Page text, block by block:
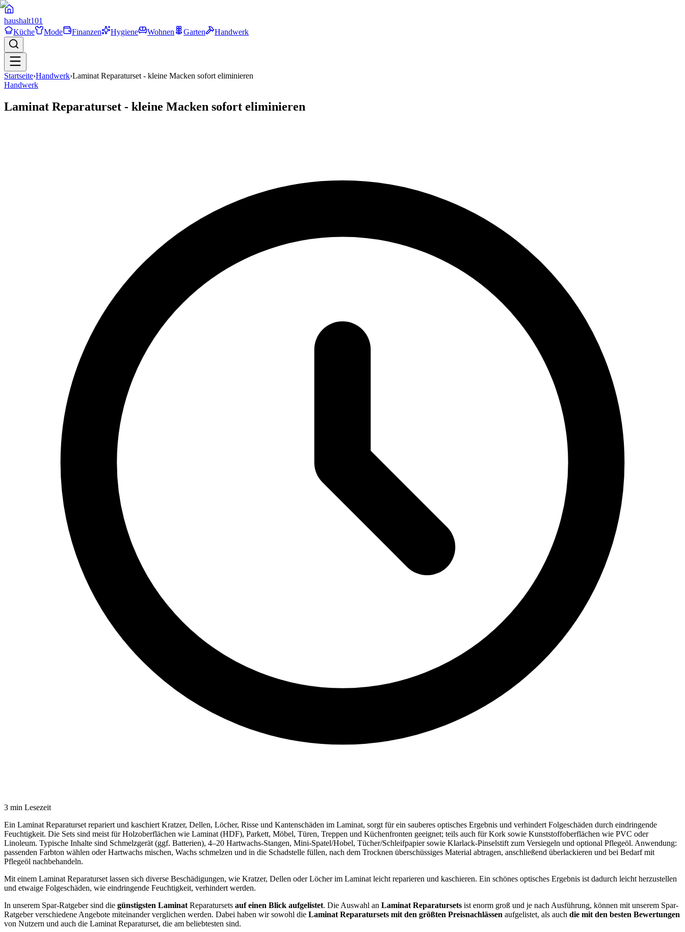
haushalt101
Küche
Mode Finanzen Hygiene Wohnen Garten Handwerk
Startseite›Handwerk›Laminat Reparaturset - kleine Macken sofort eliminieren
Handwerk
Laminat Reparaturset - kleine Macken sofort eliminieren
3 min Lesezeit
Ein Laminat Reparaturset repariert und kaschiert Kratzer, Dellen, Löcher, Risse und Kantenschäden im Laminat, sorgt für ein sauberes optisches Ergebnis und verhindert Folgeschäden durch eindringende
Feuchtigkeit. Die Sets sind meist für Holzoberflächen wie Laminat (HDF), Parkett, Möbel, Türen, Treppen und Küchenfronten geeignet; teils auch für Kork sowie Kunststoffoberflächen wie PVC oder
Linoleum. Typische Inhalte sind Schmelzgerät (ggf. Batterien), 4–20 Hartwachs-Stangen, Mini-Spatel/Hobel, Tücher/Schleifpapier sowie Klarlack-Pinselstift zum Versiegeln und optional Pflegeöl. Anwendung:
passenden Farbton wählen oder Hartwachs mischen, Wachs schmelzen und in die Schadstelle füllen, nach dem Trocknen überschüssiges Material abtragen, anschließend überlackieren und bei Bedarf mit
Pflegeöl nachbehandeln.
Mit einem Laminat Reparaturset lassen sich diverse Beschädigungen, wie Kratzer, Dellen oder Löcher im Laminat leicht reparieren und kaschieren. Ein schönes optisches Ergebnis ist dadurch leicht herzustellen
und etwaige Folgeschäden, wie eindringende Feuchtigkeit, verhindert werden.
In unserem Spar-Ratgeber sind die günstigsten Laminat Reparatursets auf einen Blick aufgelistet. Die Auswahl an Laminat Reparatursets ist enorm groß und je nach Ausführung, können mit unserem Spar-
Ratgeber verschiedene Angebote miteinander verglichen werden. Dabei haben wir sowohl die Laminat Reparatursets mit den größten Preisnachlässen aufgelistet, als auch die mit den besten Bewertungen
von Nutzern und auch die Laminat Reparaturset, die am beliebtesten sind.